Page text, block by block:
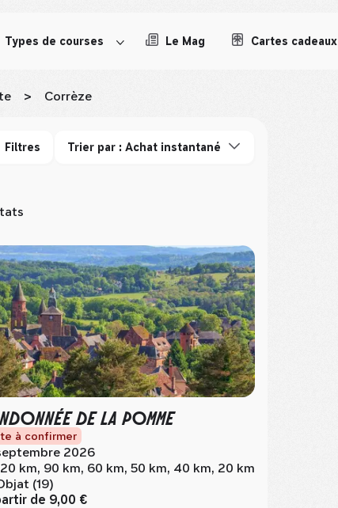
Types de courses Le Mag Cartes cadeaux
> Corrèze
Filtres Trier par : Achat instantané
DE LA POMME
à confirmer
2026
km, 90 km, 60 km, 50 km, 40 km, 20 km
(19)
de 9,00 €